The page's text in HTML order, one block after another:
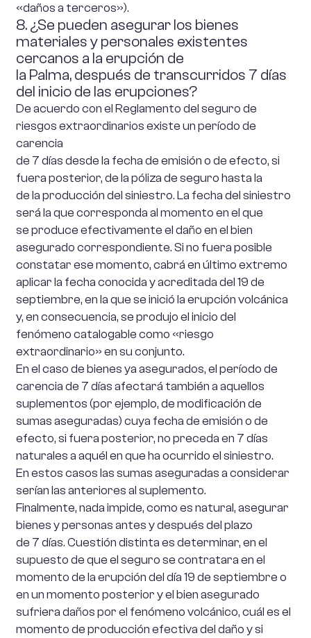
«daños a terceros»).
8. ¿Se pueden asegurar los bienes
materiales y personales existentes
cercanos a la erupción de
la Palma, después de transcurridos 7 días
del inicio de las erupciones?
De acuerdo con el Reglamento del seguro de
riesgos extraordinarios existe un período de
carencia
de 7 días desde la fecha de emisión o de efecto, si
fuera posterior, de la póliza de seguro hasta la
de la producción del siniestro. La fecha del siniestro
será la que corresponda al momento en el que
se produce efectivamente el daño en el bien
asegurado correspondiente. Si no fuera posible
constatar ese momento, cabrá en último extremo
aplicar la fecha conocida y acreditada del 19 de
septiembre, en la que se inició la erupción volcánica
y, en consecuencia, se produjo el inicio del
fenómeno catalogable como «riesgo
extraordinario» en su conjunto.
En el caso de bienes ya asegurados, el período de
carencia de 7 días afectará también a aquellos
suplementos (por ejemplo, de modificación de
sumas aseguradas) cuya fecha de emisión o de
efecto, si fuera posterior, no preceda en 7 días
naturales a aquél en que ha ocurrido el siniestro.
En estos casos las sumas aseguradas a considerar
serían las anteriores al suplemento.
Finalmente, nada impide, como es natural, asegurar
bienes y personas antes y después del plazo
de 7 días. Cuestión distinta es determinar, en el
supuesto de que el seguro se contratara en el
momento de la erupción del día 19 de septiembre o
en un momento posterior y el bien asegurado
sufriera daños por el fenómeno volcánico, cuál es el
momento de producción efectiva del daño y si